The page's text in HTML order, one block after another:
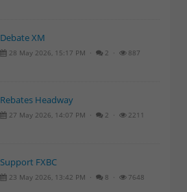
Debate XM
28 May 2026, 15:17 PM · 2 · 887
Rebates Headway
27 May 2026, 14:07 PM · 2 · 2211
Support FXBC
23 May 2026, 13:42 PM · 8 · 7648